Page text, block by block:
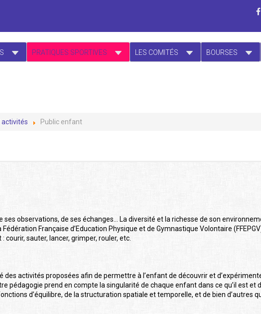
PRATIQUES SPORTIVES LES COMITÉS BOURSES
activités Public enfant
observations, de ses échanges… La diversité et la richesse de son
Française d’Education Physique et de Gymnastique Volontaire
sauter, lancer, grimper, rouler, etc.
activités proposées afin de permettre à l’enfant de découvrir et
pédagogie prend en compte la singularité de chaque enfant dans ce qu’il est et
d’équilibre, de la structuration spatiale et temporelle, et de bien d’autres